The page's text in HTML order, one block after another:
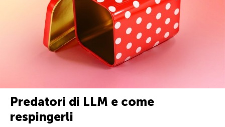
Predatori di LLM e come
respingerli